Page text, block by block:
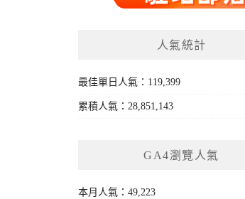
人氣統計
最佳單日人氣：119,399
累積人氣：28,851,143
GA4瀏覽人氣
本月人氣：49,223